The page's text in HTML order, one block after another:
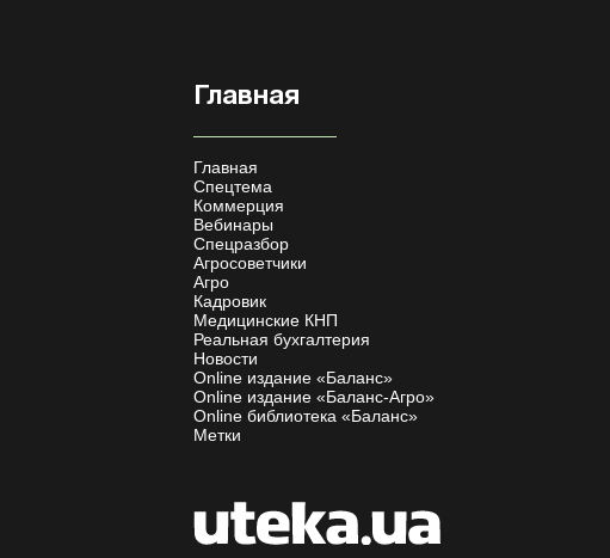
Главная
Главная
Спецтема
Коммерция
Вебинары
Спецразбор
Агросоветчики
Агро
Кадровик
Медицинские КНП
Реальная бухгалтерия
Новости
Online издание «Баланс»
Online издание «Баланс-Агро»
Online библиотека «Баланс»
Метки